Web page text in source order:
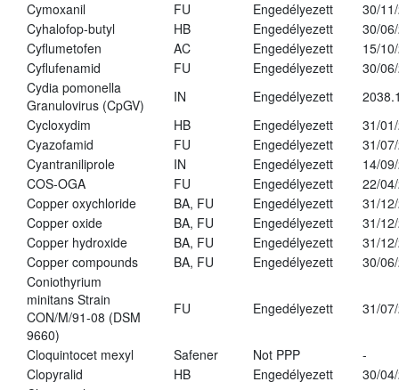
Cymoxanil FU Engedélyezett
30/
Cyhalofop-butyl
HB Engedélyezett
30/
Cyflumetofen
AC Engedélyezett
15/
Cyflufenamid
FU Engedélyezett
30/
Cydia pomonella
Granulovirus (CpGV)
IN Engedélyezett
Cycloxydim
HB Engedélyezett
31/
Cyazofamid
FU Engedélyezett
31/
Cyantraniliprole
IN Engedélyezett
14/
COS-OGA
FU Engedélyezett
22/
Copper oxychloride
BA, FU Engedélyezett
31/
Copper oxide
BA, FU Engedélyezett
31/
Copper hydroxide
BA, FU Engedélyezett
31/
Copper compounds
BA, FU Engedélyezett
30/
Coniothyrium
minitans Strain
CON/M/91-08 (DSM
9660)
FU Engedélyezett 31/
Cloquintocet mexyl Safener Not PPP
-
Clopyralid
HB Engedélyezett
30/